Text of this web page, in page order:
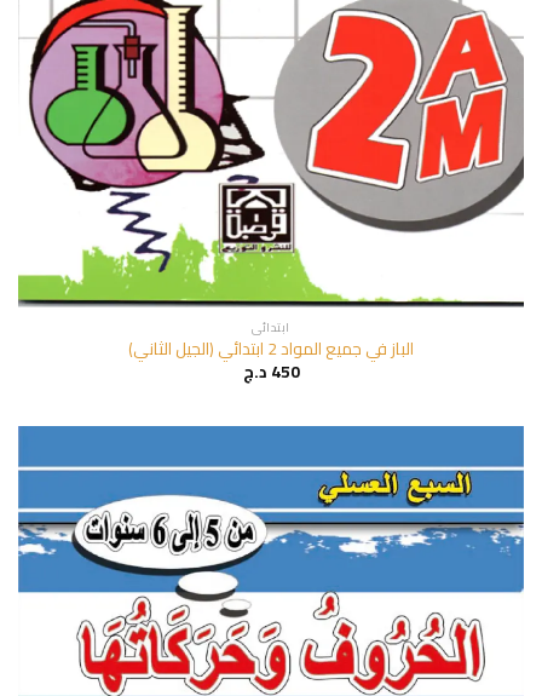
ابتدائي
الباز في جميع المواد 2 ابتدائي (الجيل الثاني)
450د.ج